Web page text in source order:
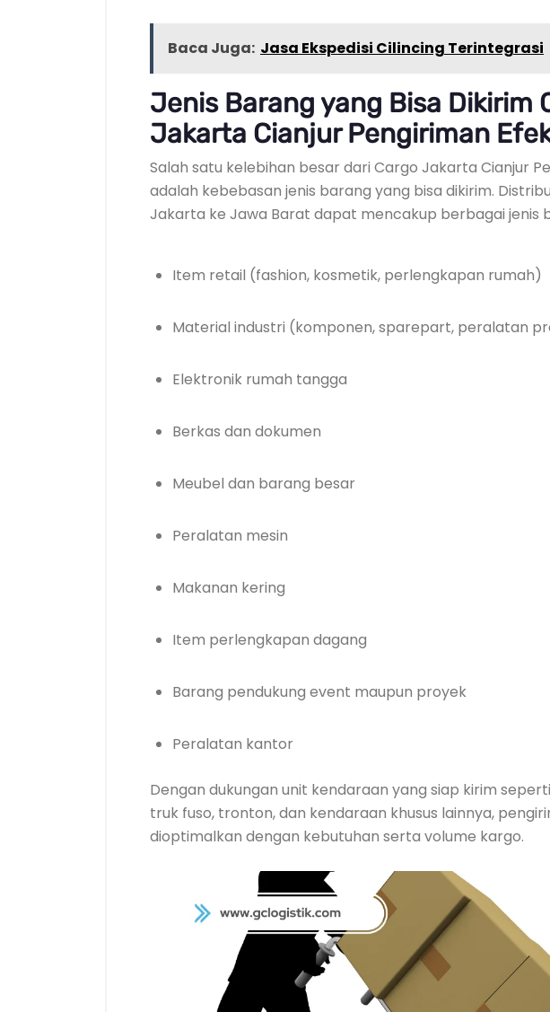
Baca Juga: Jasa Ekspedisi Cilincing Terintegrasi
Jenis Barang yang Bisa Dikirim
Jakarta Cianjur Pengiriman
Salah satu kelebihan besar dari Cargo Jakarta Cianjur
adalah kebebasan jenis barang yang bisa dikirim.
Jakarta ke Jawa Barat dapat mencakup berbagai jenis
Item retail (fashion, kosmetik, perlengkapan rumah)
Material industri (komponen, sparepart, peralatan
Elektronik rumah tangga
Berkas dan dokumen
Meubel dan barang besar
Peralatan mesin
Makanan kering
Item perlengkapan dagang
Barang pendukung event maupun proyek
Peralatan kantor
Dengan dukungan unit kendaraan yang siap kirim seperti
truk fuso, tronton, dan kendaraan khusus lainnya,
dioptimalkan dengan kebutuhan serta volume kargo.